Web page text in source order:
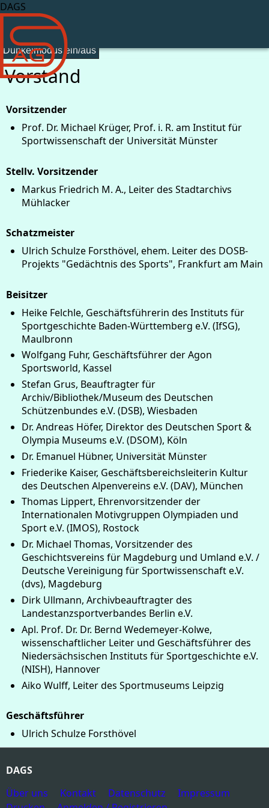
DAGS
Dunkelmodus ein/aus
Vorstand
Vorsitzender
Prof. Dr. Michael Krüger, Prof. i. R. am Institut für
Sportwissenschaft der Universität Münster
Stellv. Vorsitzender
Markus Friedrich M. A., Leiter des Stadtarchivs
Mühlacker
Schatzmeister
Ulrich Schulze Forsthövel, ehem. Leiter des DOSB-
Projekts "Gedächtnis des Sports", Frankfurt am Main
Beisitzer
Heike Felchle, Geschäftsführerin des Instituts für
Sportgeschichte Baden-Württemberg e.V. (IfSG),
Maulbronn
Wolfgang Fuhr, Geschäftsführer der Agon
Sportsworld, Kassel
Stefan Grus, Beauftragter für
Archiv/Bibliothek/Museum des Deutschen
Schützenbundes e.V. (DSB), Wiesbaden
Dr. Andreas Höfer, Direktor des Deutschen Sport &
Olympia Museums e.V. (DSOM), Köln
Dr. Emanuel Hübner, Universität Münster
Friederike Kaiser, Geschäftsbereichsleiterin Kultur
des Deutschen Alpenvereins e.V. (DAV), München
Thomas Lippert, Ehrenvorsitzender der
Internationalen Motivgruppen Olympiaden und
Sport e.V. (IMOS), Rostock
Dr. Michael Thomas, Vorsitzender des
Geschichtsvereins für Magdeburg und Umland e.V. /
Deutsche Vereinigung für Sportwissenschaft e.V.
(dvs), Magdeburg
Dirk Ullmann, Archivbeauftragter des
Landestanzsportverbandes Berlin e.V.
Apl. Prof. Dr. Dr. Bernd Wedemeyer-Kolwe,
wissenschaftlicher Leiter und Geschäftsführer des
Niedersächsischen Instituts für Sportgeschichte e.V.
(NISH), Hannover
Aiko Wulff, Leiter des Sportmuseums Leipzig
Geschäftsführer
Ulrich Schulze Forsthövel
DAGS
Über uns
Kontakt Datenschutz
Impressum